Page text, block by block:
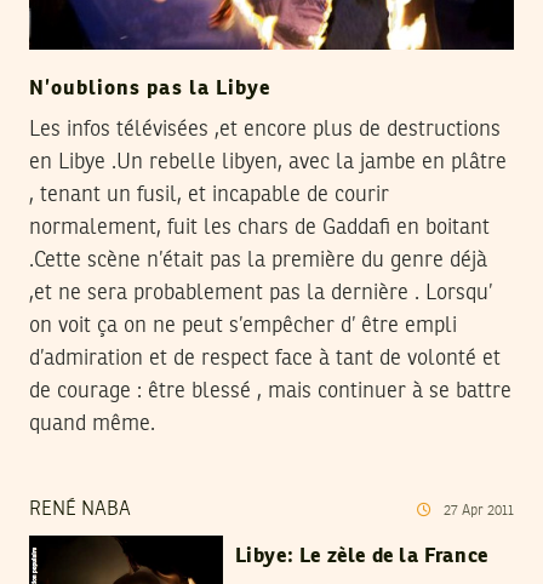
N’oublions pas la Libye
Les infos télévisées ,et encore plus de destructions
en Libye .Un rebelle libyen, avec la jambe en plâtre
, tenant un fusil, et incapable de courir
normalement, fuit les chars de Gaddafi en boitant
.Cette scène n’était pas la première du genre déjà
,et ne sera probablement pas la dernière . Lorsqu’
on voit ça on ne peut s’empêcher d’ être empli
d’admiration et de respect face à tant de volonté et
de courage : être blessé , mais continuer à se battre
quand même.
RENÉ NABA 27 Apr 2011
Libye: Le zèle de la France